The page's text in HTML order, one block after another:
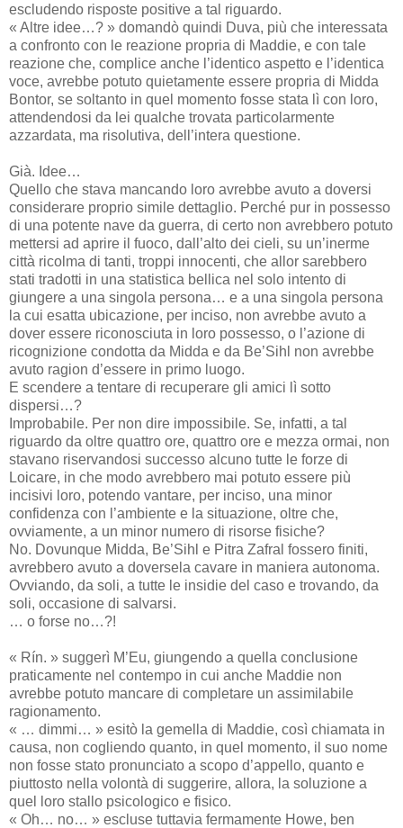
escludendo risposte positive a tal riguardo.
« Altre idee…? » domandò quindi Duva, più che interessata
a confronto con le reazione propria di Maddie, e con tale
reazione che, complice anche l’identico aspetto e l’identica
voce, avrebbe potuto quietamente essere propria di Midda
Bontor, se soltanto in quel momento fosse stata lì con loro,
attendendosi da lei qualche trovata particolarmente
azzardata, ma risolutiva, dell’intera questione.
Già. Idee…
Quello che stava mancando loro avrebbe avuto a doversi
considerare proprio simile dettaglio. Perché pur in possesso
di una potente nave da guerra, di certo non avrebbero potuto
mettersi ad aprire il fuoco, dall’alto dei cieli, su un’inerme
città ricolma di tanti, troppi innocenti, che allor sarebbero
stati tradotti in una statistica bellica nel solo intento di
giungere a una singola persona… e a una singola persona
la cui esatta ubicazione, per inciso, non avrebbe avuto a
dover essere riconosciuta in loro possesso, o l’azione di
ricognizione condotta da Midda e da Be’Sihl non avrebbe
avuto ragion d’essere in primo luogo.
E scendere a tentare di recuperare gli amici lì sotto
dispersi…?
Improbabile. Per non dire impossibile. Se, infatti, a tal
riguardo da oltre quattro ore, quattro ore e mezza ormai, non
stavano riservandosi successo alcuno tutte le forze di
Loicare, in che modo avrebbero mai potuto essere più
incisivi loro, potendo vantare, per inciso, una minor
confidenza con l’ambiente e la situazione, oltre che,
ovviamente, a un minor numero di risorse fisiche?
No. Dovunque Midda, Be’Sihl e Pitra Zafral fossero finiti,
avrebbero avuto a doversela cavare in maniera autonoma.
Ovviando, da soli, a tutte le insidie del caso e trovando, da
soli, occasione di salvarsi.
… o forse no…?!
« Rín. » suggerì M’Eu, giungendo a quella conclusione
praticamente nel contempo in cui anche Maddie non
avrebbe potuto mancare di completare un assimilabile
ragionamento.
« … dimmi… » esitò la gemella di Maddie, così chiamata in
causa, non cogliendo quanto, in quel momento, il suo nome
non fosse stato pronunciato a scopo d’appello, quanto e
piuttosto nella volontà di suggerire, allora, la soluzione a
quel loro stallo psicologico e fisico.
« Oh… no… » escluse tuttavia fermamente Howe, ben